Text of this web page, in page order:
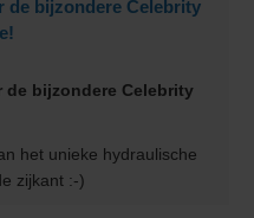
de bijzondere Celebrity
het unieke hydraulische
zijkant :-)